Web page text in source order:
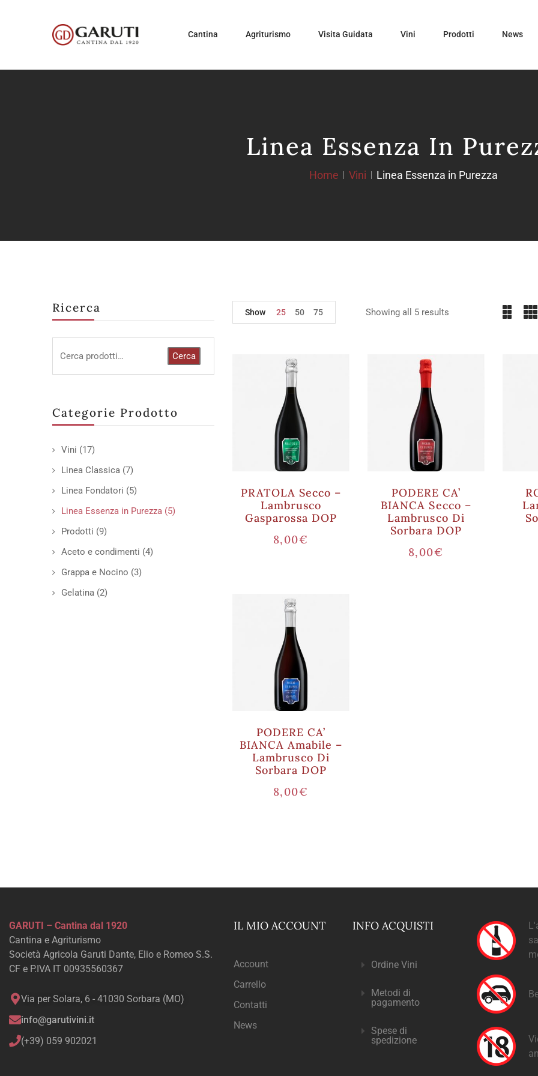
Cantina Agriturismo Visita Guidata Vini Prodotti News
Linea Essenza In
Home Vini Linea Essenza in Purezza
Ricerca
Cerca
Categorie Prodotto
Vini (17)
Linea Classica (7)
Linea Fondatori (5)
Linea Essenza in Purezza (5)
Prodotti (9)
Aceto e condimenti (4)
Grappa e Nocino (3)
Gelatina (2)
Showing all 5 results
Show 25 50 75
PRATOLA Secco –
Lambrusco
Gasparossa DOP
8,00€
PODERE CA’
BIANCA Secco –
Lambrusco Di
Sorbara DOP
8,00€
PODERE CA’
BIANCA Amabile –
Lambrusco Di
Sorbara DOP
8,00€
GARUTI – Cantina dal 1920
Cantina e Agriturismo
Società Agricola Garuti Dante, Elio e Romeo S.S.
CF e P.IVA IT 00935560367
Via per Solara, 6 - 41030 Sorbara (MO)
info@garutivini.it
(+39) 059 902021
IL MIO ACCOUNT
Account
Carrello
Contatti
News
INFO ACQUISTI
Ordine Vini
Metodi di
pagamento
Spese di
spedizione